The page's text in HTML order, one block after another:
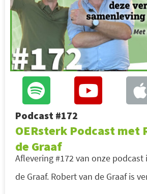
Podcast #172
OERsterk Podcast met
de Graaf
Aflevering #172 van onze podcast
de Graaf. Robert van de Graaf is